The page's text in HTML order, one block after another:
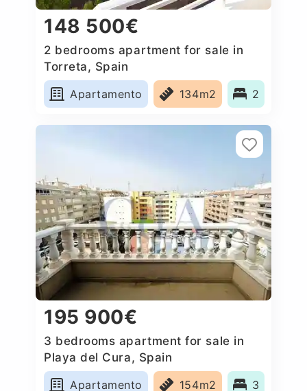
148 500€
2 bedrooms apartment for sale in
Torreta, Spain
Apartamento
134m2 2
195 900€
3 bedrooms apartment for sale in
Playa del Cura, Spain
Apartamento
154m2 3